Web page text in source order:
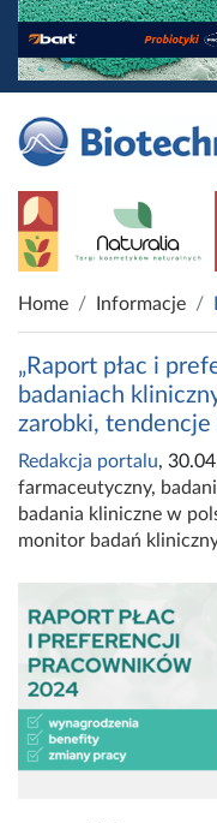
Home Informacje
„Raport płac i
badaniach
zarobki,
Redakcja portalu,
farmaceutyczny,
badania kliniczne w
monitor badań